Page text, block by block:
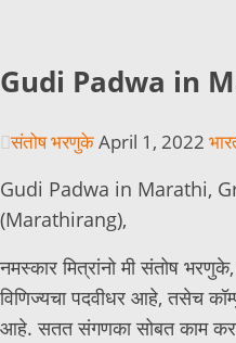
Gudi Padwa in
संतोष भरणुकेApril 1, 2022
Gudi Padwa in Marathi,
(Marathirang),
नमस्कार मित्रांनो मी संतोष भरणुके,
विणिज्यचा पदवीधर आहे, तसेच
आहे. सतत संगणका सोबत काम